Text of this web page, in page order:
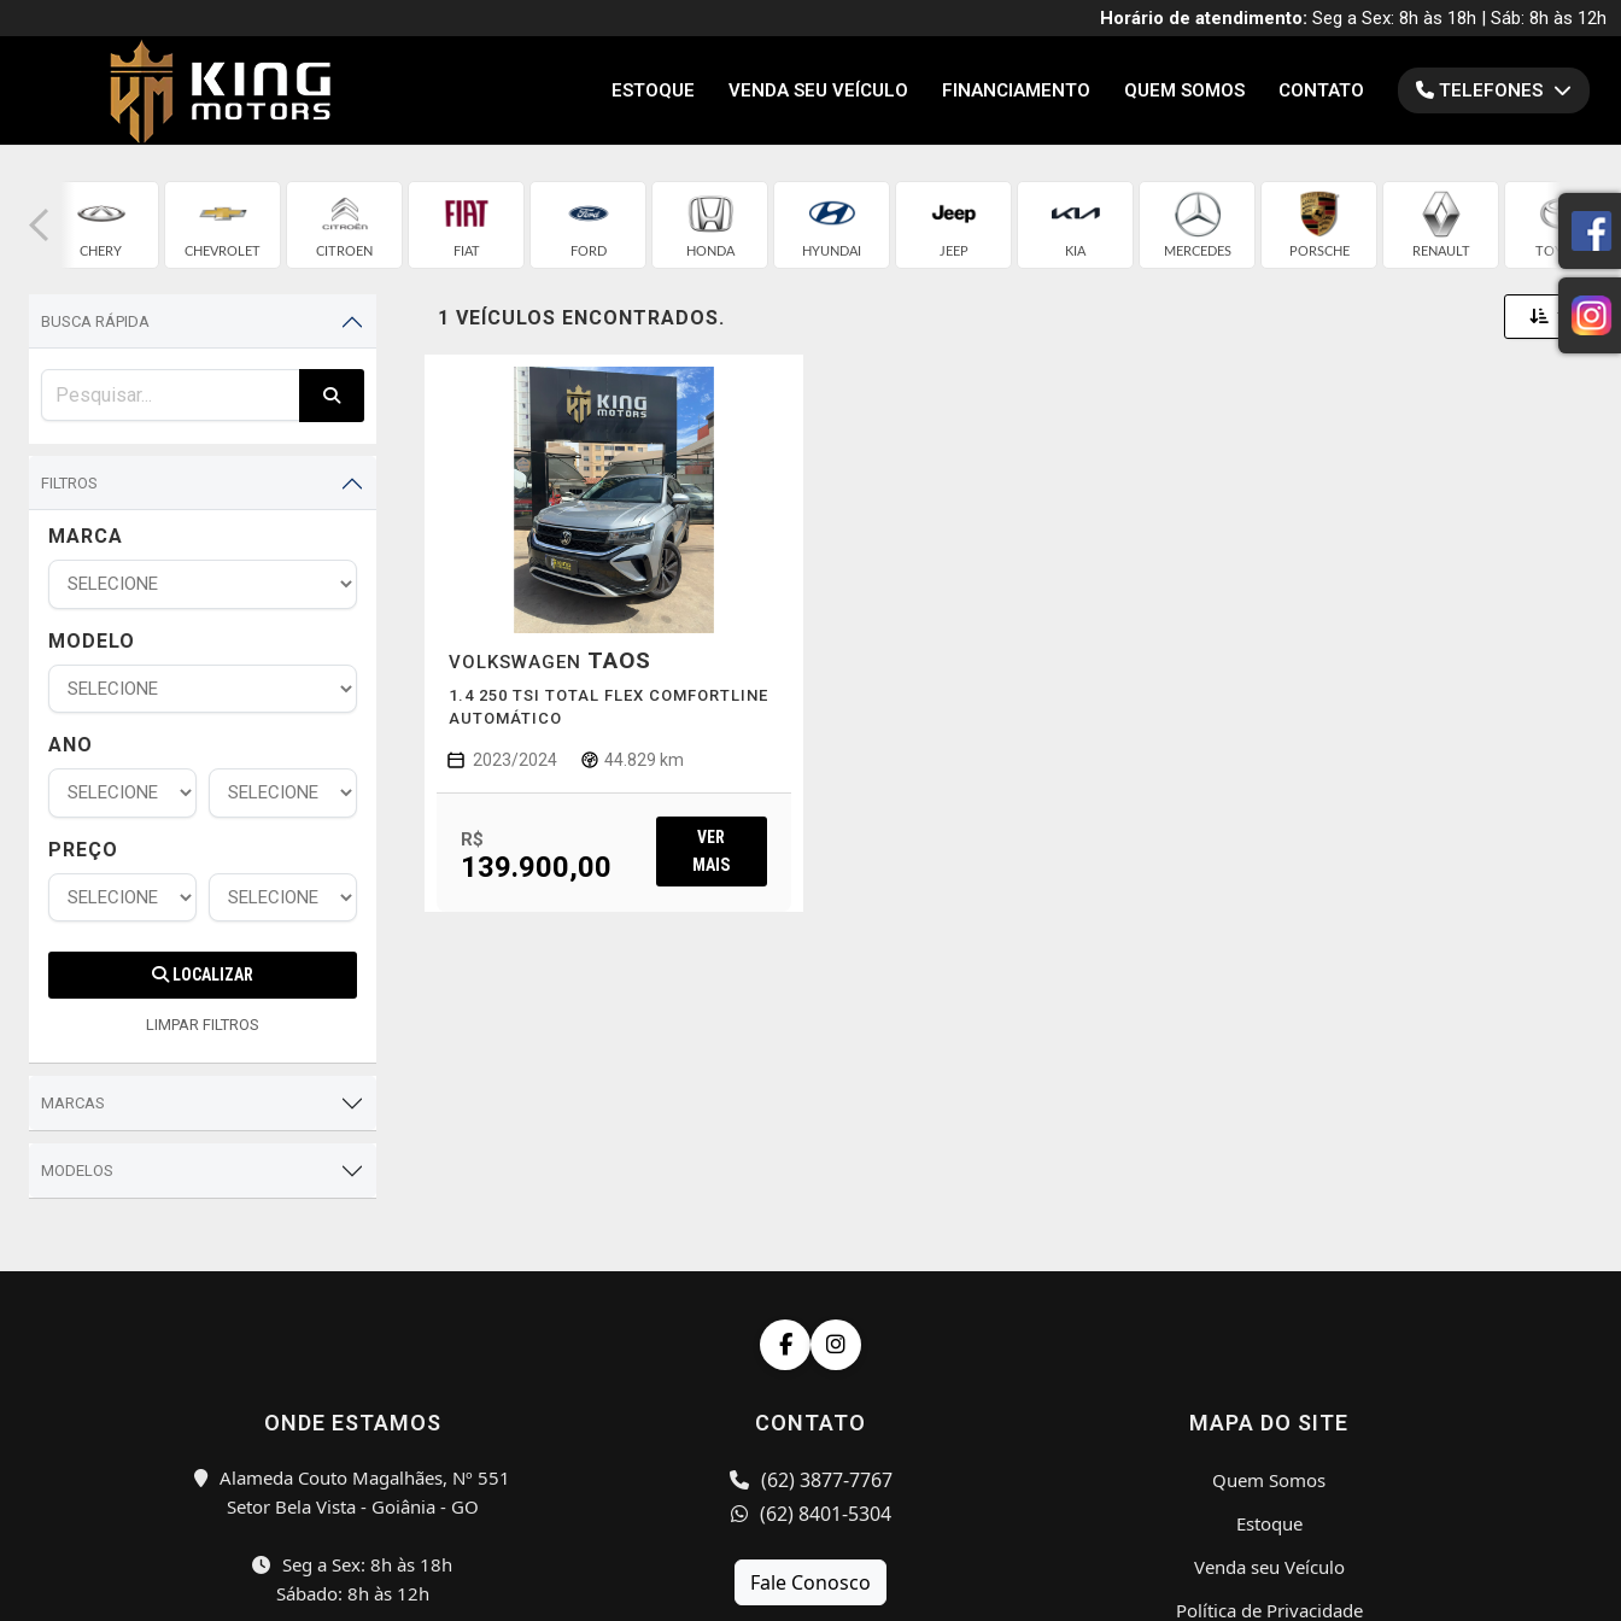
Horário de atendimento: Seg a Sex: 8h às 18h | Sáb: 8h às 12h
ESTOQUE VENDA SEU VEÍCULO FINANCIAMENTO QUEM SOMOS CONTATO TELEFONES
CHERY CHEVROLET CITROEN FIAT FORD HONDA HYUNDAI JEEP KIA MERCEDES PORSCHE RENAULT TOYOTA
BUSCA RÁPIDA
FILTROS
MARCA
MODELO
ANO
PREÇO
LOCALIZAR
LIMPAR FILTROS
MARCAS
MODELOS
1 VEÍCULOS ENCONTRADOS. Toggle
VOLKSWAGEN TAOS
1.4 250 TSI TOTAL FLEX COMFORTLINE
AUTOMÁTICO
2023/2024 44.829 km
R$
139.900,00
VER
MAIS
ONDE ESTAMOS
Alameda Couto Magalhães, Nº 551
Setor Bela Vista - Goiânia - GO
Seg a Sex: 8h às 18h
Sábado: 8h às 12h
CONTATO
(62) 3877-7767
(62) 8401-5304
Fale Conosco
MAPA DO SITE
Quem Somos
Estoque
Venda seu Veículo
Política de Privacidade